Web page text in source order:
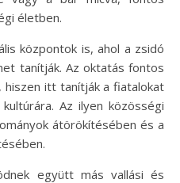
életben.
központok is, ahol a zsidó
tanítják. Az oktatás fontos
hiszen itt tanítják a fiatalokat
Az ilyen közösségi
átörökítésében és a
együtt más vallási és